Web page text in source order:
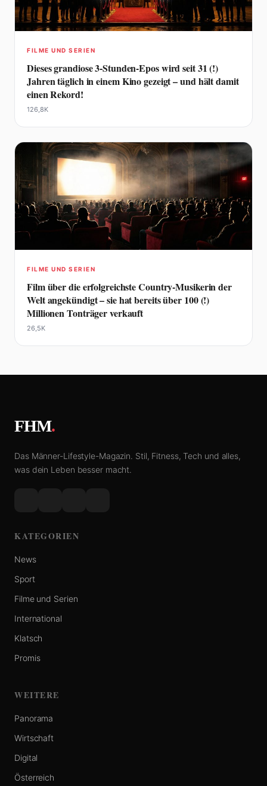
FILME UND SERIEN
Dieses grandiose 3-Stunden-Epos wird seit 31 (!)
Jahren täglich in einem Kino gezeigt – und hält damit
einen Rekord!
126,8K
FILME UND SERIEN
Film über die erfolgreichste Country-Musikerin der
Welt angekündigt – sie hat bereits über 100 (!)
Millionen Tonträger verkauft
26,5K
FHM.
Das Männer-Lifestyle-Magazin. Stil, Fitness, Tech und alles,
was dein Leben besser macht.
KATEGORIEN
News
Sport
Filme und Serien
International
Klatsch
Promis
WEITERE
Panorama
Wirtschaft
Digital
Österreich